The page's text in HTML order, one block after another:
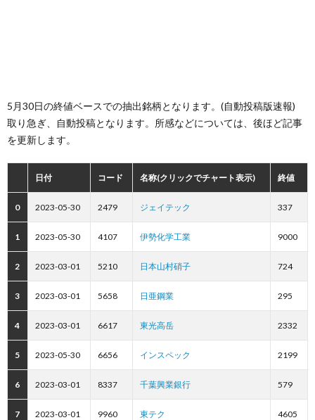
5月30日の終値ベースでの抽出銘柄となります。(自動投稿版速報)
取り急ぎ、自動投稿となります。所感などについては、後ほど記事
を更新します。
日付 コード 名称(クリックでチャート表示) 終値
0 2023-05-30 2479 ジェイテック 337
1 2023-05-30 4107 伊勢化学工業 9000
2 2023-03-01 5210 日本山村硝子 724
3 2023-03-01 5658 日亜鋼業 295
4 2023-03-01 6617 東光高岳 2332
5 2023-05-30 6656 インスペック 2199
6 2023-03-01 8337 千葉興業銀行 579
7 2023-03-01 9960 東テク 4605